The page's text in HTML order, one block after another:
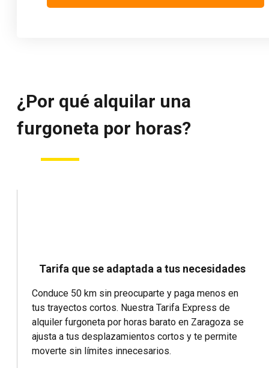
¿Por qué alquilar una
furgoneta por horas?
Tarifa que se adaptada a tus necesidades
Conduce 50 km sin preocuparte y paga menos en
tus trayectos cortos. Nuestra Tarifa Express de
alquiler furgoneta por horas barato en Zaragoza se
ajusta a tus desplazamientos cortos y te permite
moverte sin límites innecesarios.